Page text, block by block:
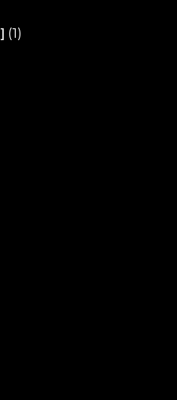
(1)